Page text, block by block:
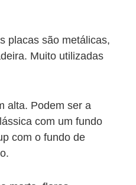
placas são metálicas,
Muito utilizadas
alta. Podem ser a
com um fundo
com o fundo de